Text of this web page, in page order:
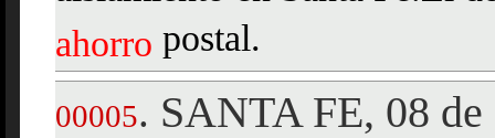
ahorro postal.
00005. SANTA FE, 08